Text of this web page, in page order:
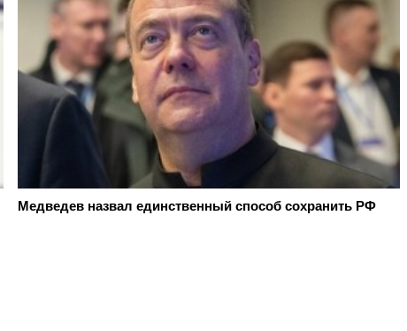
Медведев назвал единственный способ сохранить РФ